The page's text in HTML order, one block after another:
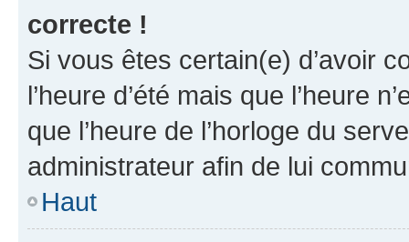
correcte !
Si vous êtes certain(e) d’avoir
l’heure d’été mais que l’heure
que l’heure de l’horloge du
administrateur afin de lui
Haut